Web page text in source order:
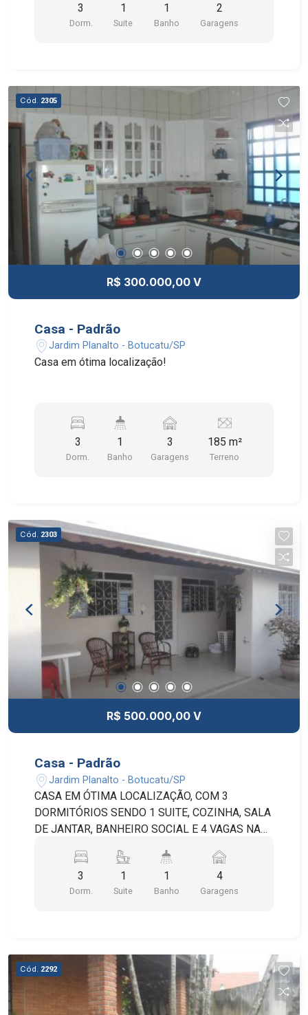
3
Dorm.
1
Suite
1
Banho
2
Garagens
Cód. 2305
R$ 300.000,00 V
Casa - Padrão
Jardim Planalto - Botucatu/SP
Casa em ótima localização!
3
Dorm.
1
Banho
3
Garagens
185 m²
Terreno
Cód. 2303
R$ 500.000,00 V
Casa - Padrão
Jardim Planalto - Botucatu/SP
CASA EM ÓTIMA LOCALIZAÇÃO, COM 3
DORMITÓRIOS SENDO 1 SUITE, COZINHA, SALA
DE JANTAR, BANHEIRO SOCIAL E 4 VAGAS NA
297M² SENDO 159M² DE ÁREA CONSTRUÍDA.
3
Dorm.
1
Suite
1
Banho
4
Garagens
Cód. 2292